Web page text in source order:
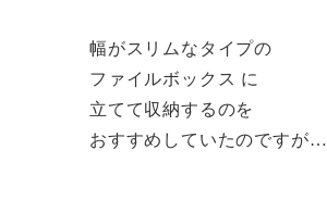
幅がスリムなタイプの
ファイルボックス に
立てて収納するのを
おすすめしていたのですが…